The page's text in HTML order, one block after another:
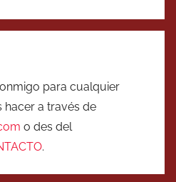
para cualquier
hacer a través de
o des del
.